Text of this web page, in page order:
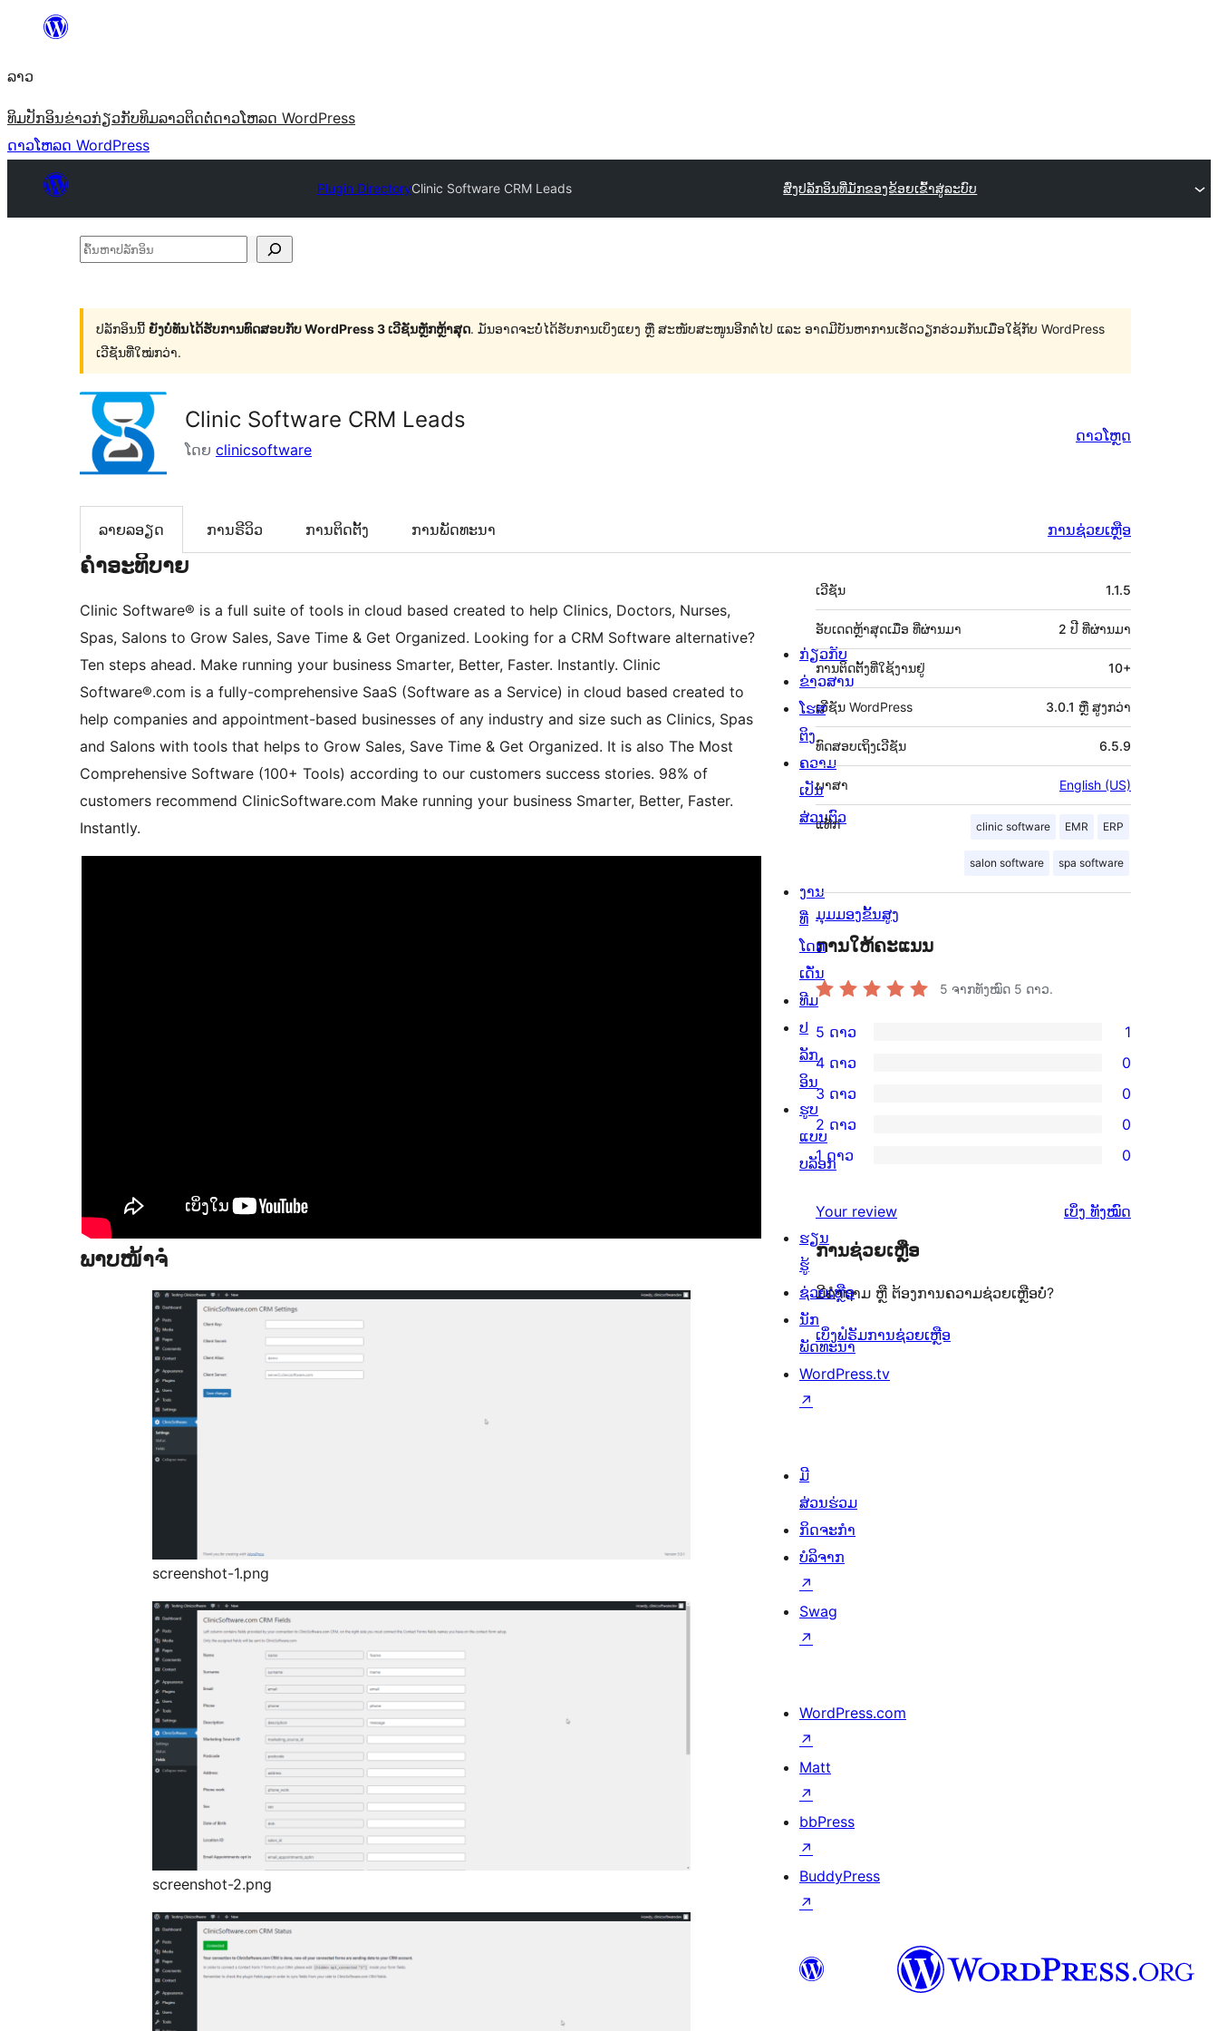
ທີ່
ເນື້ອຫາ
ລາວ
ທິມປັກອິນຂ່າວກ່ຽວກັບທິມລາວຕິດຕໍ່ດາວໂຫລດ WordPress
ດາວໂຫລດ WordPress
Plugin DirectoryClinic Software CRM Leads ສົ່ງປລັກອິນທີ່ມັກຂອງຂ້ອຍເຂົ້າສູ່ລະບົບ
ຄົ້ນ
ລັກ
ອິນ
ປລັກອິນນີ້ ຍັງບໍ່ທັນໄດ້ຮັບການທົດສອບກັບ WordPress 3 ເວີຊັນຫຼັກຫຼ້າສຸດ. ມັນອາດຈະບໍ່ໄດ້ຮັບການເບິ່ງແຍງ ຫຼື ສະໜັບສະໜູນອີກຕໍ່ໄປ ແລະ ອາດມີບັນຫາການເຮັດວຽກຮ່ວມກັນເມື່ອໃຊ້ກັບ WordPress
ເວີຊັນທີ່ໃໝ່ກວ່າ.
Clinic Software CRM Leads
ໂດຍ clinicsoftware
ດາວໂຫຼດ
ລາຍລອຽດ ການຣີວິວ ການຕິດຕັ້ງ ການພັດທະນາ ການຊ່ວຍເຫຼືອ
ຄຳອະທິບາຍ
Clinic Software® is a full suite of tools in cloud based created to help Clinics, Doctors, Nurses,
Spas, Salons to Grow Sales, Save Time & Get Organized. Looking for a CRM Software alternative?
Ten steps ahead. Make running your business Smarter, Better, Faster. Instantly. Clinic
Software®.com is a fully-comprehensive SaaS (Software as a Service) in cloud based created to
help companies and appointment-based businesses of any industry and size such as Clinics, Spas
and Salons with tools that helps to Grow Sales, Save Time & Get Organized. It is also The Most
Comprehensive Software (100+ Tools) according to our customers success stories. 98% of
customers recommend ClinicSoftware.com Make running your business Smarter, Better, Faster.
Instantly.
ພາບໜ້າຈໍ
screenshot-1.png
screenshot-2.png
ຂໍ້ມູນ
ກຳກັບ
(Meta)
ເວີຊັນ 1.1.5
ອັບເດດຫຼ້າສຸດເມື່ອ 2 ປີ ທີ່ຜ່ານມາ
ທີ່ຜ່ານມາ
ການຕິດຕັ້ງທີ່ໃຊ້ງານຢູ່ 10+
ເວີຊັນ WordPress 3.0.1 ຫຼື ສູງກວ່າ
ທົດສອບເຖິງເວີຊັນ 6.5.9
ພາສາ English (US)
ແທັກ clinic software EMR ERP
salon software spa software
ມຸມມອງຂັ້ນສູງ
ການໃຫ້ຄະແນນ
5 ຈາກທັງໝົດ 5 ດາວ.
ການ
ວິຈານ
5
ດາວ
ຈຳນວນ
ລາຍການ
5 ດາວ 1
ການ
ວິຈານ
4
ດາວ
0
ລາຍການ
4 ດາວ 0
ການ
ວິຈານ
3
ຈຳນວນ
0
3 ດາວ 0
ການ
ວິຈານ
ດາວ
ຈຳນວນ
ລາຍການ
2 ດາວ 0
ການ
1
ດາວ
0
ລາຍການ
1 ດາວ 0
Your review ເບິ່ງ ຄຳ
ທັງໝົດ
ການຊ່ວຍເຫຼືອ
ມີຄຳຖາມ ຫຼື ຕ້ອງການຄວາມຊ່ວຍເຫຼືອບໍ່?
ເບິ່ງຟໍຣັມການຊ່ວຍເຫຼືອ
ກ່ຽວກັບ
ຂ່າວສານ
ໂຮສ
ຕິງ
ຄວາມ
ເປັນ
ສ່ວນຕົວ
ງານ
ທີ່
ໂດດ
ເດັ່ນ
ທີມ
ປ
ລັກ
ອິນ
ຮູບ
ແບບ
ບລັອກ
ຮຽນ
ຮູ້
ຊ່ວຍເຫຼືອ
ນັກ
ພັດທະນາ
WordPress.tv
↗
ມີ
ສ່ວນຮ່ວມ
ກິດຈະກຳ
ບໍລິຈາກ
↗
Swag
↗
WordPress.com
↗
Matt
↗
bbPress
↗
BuddyPress
↗